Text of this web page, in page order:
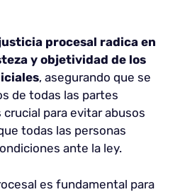
procesal radica en
y objetividad de los
, asegurando que se
de todas las partes
para evitar abusos
todas las personas
ante la ley.
es fundamental para